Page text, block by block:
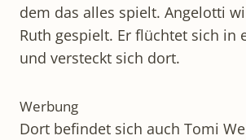
dem das alles spielt. Angelotti
Ruth gespielt. Er flüchtet sich in
und versteckt sich dort.
Werbung
Dort befindet sich auch Tomi